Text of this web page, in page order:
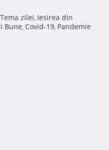
Tema zilei, Iesirea din
Bune, Covid-19, Pandemie